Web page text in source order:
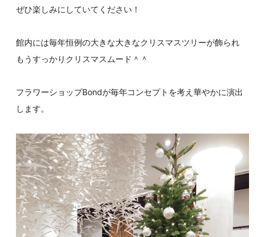
ぜひ楽しみにしていてください！
館内には毎年恒例の大きな大きなクリスマスツリーが飾られ
もうすっかりクリスマスムード＾＾
フラワーショップBondが毎年コンセプトを考え華やかに演出
します。